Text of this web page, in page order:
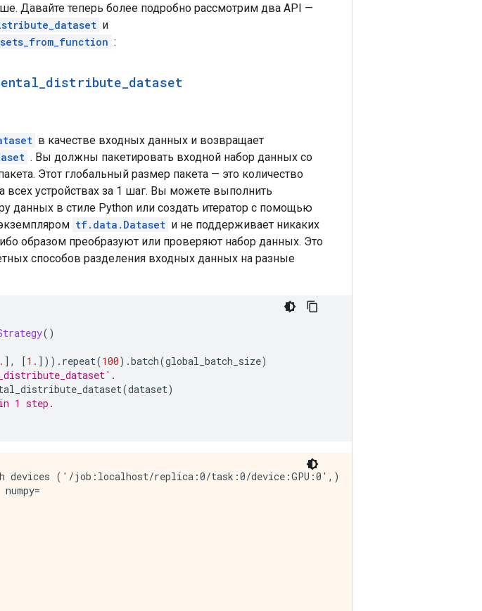
Давайте теперь более подробно рассмотрим два API —
и
:
distribute dataset
в качестве входных данных и возвращает
. Вы должны пакетировать входной набор данных со
Этот глобальный размер пакета — это количество
всех устройствах за 1 шаг. Вы можете выполнить
данных в стиле Python или создать итератор с помощью
tf.data.Dataset и не поддерживает никаких
образом преобразуют или проверяют набор данных. Это
способов разделения входных данных на разные
()
], [1. ])). repeat(100).batch(global_batch_size)
(dataset)
1 step.
devices ('/job:localhost/replica:0/task:0/device:GPU:0',)